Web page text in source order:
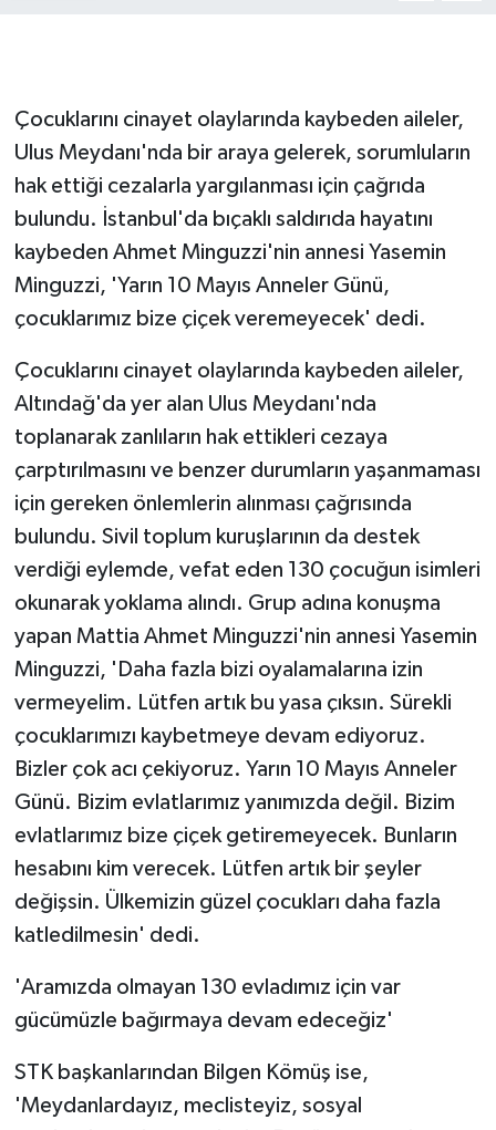
Çocuklarını cinayet olaylarında kaybeden aileler,
Ulus Meydanı'nda bir araya gelerek, sorumluların
hak ettiği cezalarla yargılanması için çağrıda
bulundu. İstanbul'da bıçaklı saldırıda hayatını
kaybeden Ahmet Minguzzi'nin annesi Yasemin
Minguzzi, 'Yarın 10 Mayıs Anneler Günü,
çocuklarımız bize çiçek veremeyecek' dedi.
Çocuklarını cinayet olaylarında kaybeden aileler,
Altındağ'da yer alan Ulus Meydanı'nda
toplanarak zanlıların hak ettikleri cezaya
çarptırılmasını ve benzer durumların yaşanmaması
için gereken önlemlerin alınması çağrısında
bulundu. Sivil toplum kuruşlarının da destek
verdiği eylemde, vefat eden 130 çocuğun isimleri
okunarak yoklama alındı. Grup adına konuşma
yapan Mattia Ahmet Minguzzi'nin annesi Yasemin
Minguzzi, 'Daha fazla bizi oyalamalarına izin
vermeyelim. Lütfen artık bu yasa çıksın. Sürekli
çocuklarımızı kaybetmeye devam ediyoruz.
Bizler çok acı çekiyoruz. Yarın 10 Mayıs Anneler
Günü. Bizim evlatlarımız yanımızda değil. Bizim
evlatlarımız bize çiçek getiremeyecek. Bunların
hesabını kim verecek. Lütfen artık bir şeyler
değişsin. Ülkemizin güzel çocukları daha fazla
katledilmesin' dedi.
'Aramızda olmayan 130 evladımız için var
gücümüzle bağırmaya devam edeceğiz'
STK başkanlarından Bilgen Kömüş ise,
'Meydanlardayız, meclisteyiz, sosyal
Güvenlik
HABERDE İNSAN
İNSAN
İş Dünyası
Jandarma
KÜLTÜR SANAT
MAGAZİN
Otomobil
POLİTİKA
Sağlık
SİYASET
TEKNOLOJİ
Turizm
ÜLKE GÜNDEMİ
YEREL